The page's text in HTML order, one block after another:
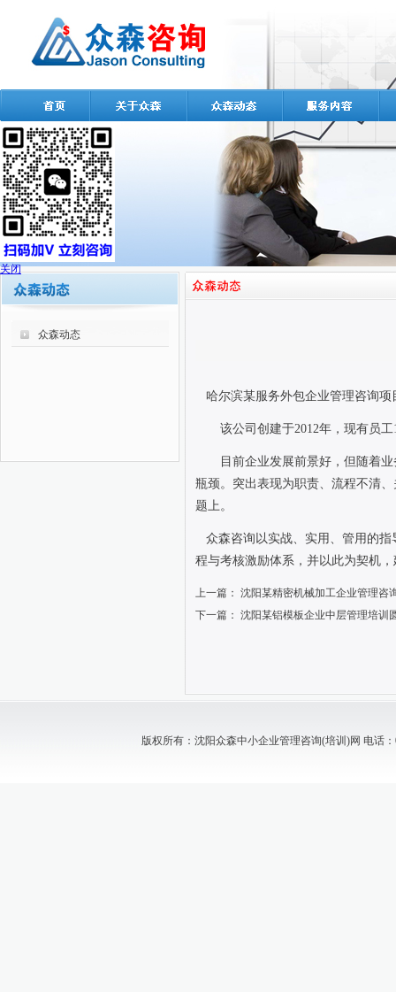
众森动态
哈尔滨某服务外包企业管理咨询项
该公司创建于2012年，现有员工
目前企业发展前景好，但随着
瓶颈。突出表现为职责、流程不清
题上。
众森咨询以实战、实用、管用的
程与考核激励体系，并以此为契机
上一篇： 沈阳某精密机械加工企业管理咨
下一篇： 沈阳某铝模板企业中层管理培训
版权所有：沈阳众森中小企业管理咨询(培训)网 电话：
关闭